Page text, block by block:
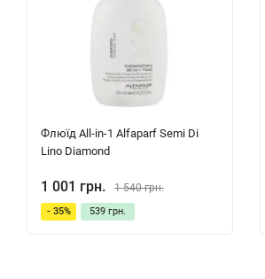
Флюїд All-in-1 Alfaparf Semi Di
Lino Diamond
1 001 грн. 1 540 грн.
- 35% 539 грн.